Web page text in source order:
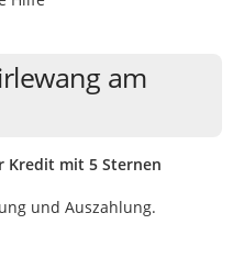
am
Kredit mit 5 Sternen
und Auszahlung.